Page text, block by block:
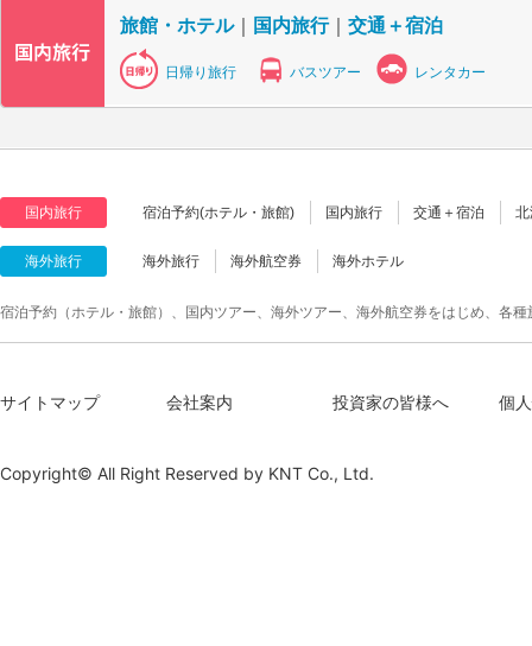
旅館・ホテル｜ 国内旅行｜ 交通＋宿泊
日帰り旅行 バスツアー レンタカー
国内旅行 宿泊予約(ホテル・旅館) 国内旅行 交通＋宿泊
海外旅行 海外旅行 海外航空券 海外ホテル
宿泊予約（ホテル・旅館）、国内ツアー、海外ツアー、海外航空券をはじめ、各
サイトマップ 会社案内 投資家の皆様へ 個
Copyright© All Right Reserved by KNT Co., Ltd.